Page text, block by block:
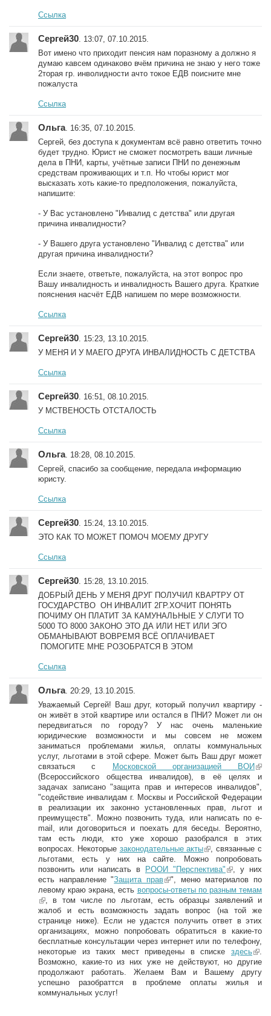
Ссылка
Сергей30 . 13:07, 07.10.2015.
Вот имено что приходит пенсия нам поразному а должно я
думаю кавсем одинаково вчём причина не знаю у него тоже
2торая гр. инволидности ачто токое ЕДВ поисните мне
пожалуста
Ссылка
Ольга. 16:35, 07.10.2015.
Сергей, без доступа к документам всё равно ответить точно
будет трудно. Юрист не сможет посмотреть ваши личные
дела в ПНИ, карты, учётные записи ПНИ по денежным
средствам проживающих и т.п. Но чтобы юрист мог
высказать хоть какие-то предположения, пожалуйста,
напишите:
- У Вас установлено "Инвалид с детства" или другая
причина инвалидности?
- У Вашего друга установлено "Инвалид с детства" или
другая причина инвалидности?
Если знаете, ответьте, пожалуйста, на этот вопрос про
Вашу инвалидность и инвалидность Вашего друга. Краткие
пояснения насчёт ЕДВ напишем по мере возможности.
Ссылка
Сергей30 . 15:23, 13.10.2015.
У МЕНЯ И У МАЕГО ДРУГА ИНВАЛИДНОСТЬ С ДЕТСТВА
Ссылка
Сергей30 . 16:51, 08.10.2015.
У МСТВЕНОСТЬ ОТСТАЛОСТЬ
Ссылка
Ольга. 18:28, 08.10.2015.
Сергей, спасибо за сообщение, передала информацию
юристу.
Ссылка
Сергей30 . 15:24, 13.10.2015.
ЭТО КАК ТО МОЖЕТ ПОМОЧ МОЕМУ ДРУГУ
Ссылка
Сергей30 . 15:28, 13.10.2015.
ДОБРЫЙ ДЕНЬ У МЕНЯ ДРУГ ПОЛУЧИЛ КВАРТРУ ОТ
ГОСУДАРСТВО ОН ИНВАЛИТ 2ГР.ХОЧИТ ПОНЯТЬ
ПОЧИМУ ОН ПЛАТИТ ЗА КАМУНАЛЬНЫЕ У СЛУГИ ТО
5000 ТО 8000 ЗАКОНО ЭТО ДА ИЛИ НЕТ ИЛИ ЭГО
ОБМАНЫВАЮТ ВОВРЕМЯ ВСЁ ОПЛАЧИВАЕТ
ПОМОГИТЕ МНЕ РОЗОБРАТСЯ В ЭТОМ
Ссылка
Ольга. 20:29, 13.10.2015.
Уважаемый Сергей! Ваш друг, который получил квартиру -
он живёт в этой квартире или остался в ПНИ? Может ли он
передвигаться по городу? У нас очень маленькие
юридические возможности и мы совсем не можем
заниматься проблемами жилья, оплаты коммунальных
услуг, льготами в этой сфере. Может быть Ваш друг может
связаться с Московской организацией ВОИ(li
n
k
is
e
xt
er
n
al
)
(Всероссийского общества инвалидов), в её целях и
задачах записано "защита прав и интересов инвалидов",
"содействие инвалидам г. Москвы и Российской Федерации
в реализации их законно установленных прав, льгот и
преимуществ". Можно позвонить туда, или написать по e-
mail, или договориться и поехать для беседы. Вероятно,
там есть люди, кто уже хорошо разобрался в этих
вопросах. Некоторые законодательные акты(link is external)
, связанные с
льготами, есть у них на сайте. Можно попробовать
позвонить или написать в РООИ "Перспектива" (link is
external)
, у них
есть направление "Защита прав(link is external)
", меню материалов по
левому краю экрана, есть вопросы-ответы по разным темам
(link is external)
, в том числе по льготам, есть образцы заявлений и
жалоб и есть возможность задать вопрос (на той же
странице ниже). Если не удастся получить ответ в этих
организациях, можно попробовать обратиться в какие-то
бесплатные консультации через интернет или по телефону,
некоторые из таких мест приведены в списке здесь(li
nk
is
ex
Возможно, какие-то из них уже не действуют, но другие
продолжают работать. Желаем Вам и Вашему другу
успешно разобраттся в проблеме оплаты жилья и
коммунальных услуг!